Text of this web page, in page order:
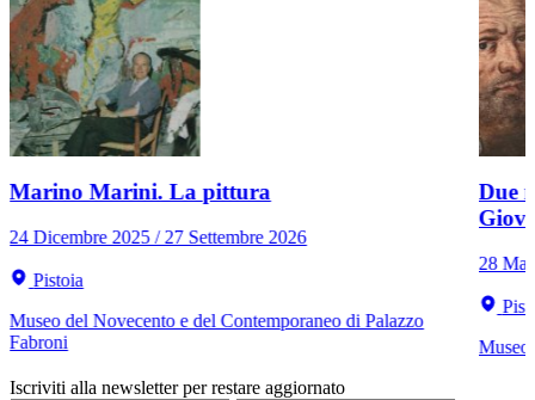
Marino Marini. La pittura
24 Dicembre 2025 / 27 Settembre 2026
Pistoia
Museo del Novecento e del Contemporaneo di Palazzo
Fabroni
Due
28
Museo
Iscriviti alla newsletter per restare aggiornato